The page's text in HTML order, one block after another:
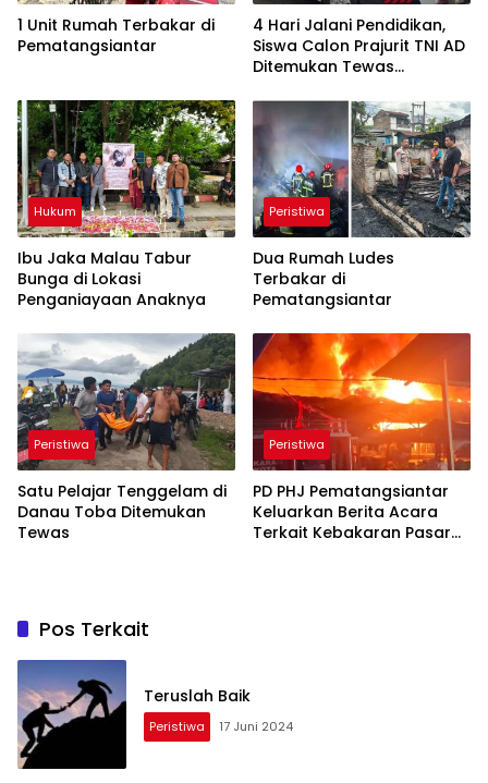
1 Unit Rumah Terbakar di
Pematangsiantar
4 Hari Jalani Pendidikan,
Siswa Calon Prajurit TNI AD
Ditemukan Tewas
Hukum
Ibu Jaka Malau Tabur
Bunga di Lokasi
Penganiayaan Anaknya
Peristiwa
Dua Rumah Ludes
Terbakar di
Pematangsiantar
Peristiwa
Satu Pelajar Tenggelam di
Danau Toba Ditemukan
Tewas
Peristiwa
PD PHJ Pematangsiantar
Keluarkan Berita Acara
Terkait Kebakaran Pasar
Pos Terkait
Teruslah Baik
Peristiwa 17 Juni 2024